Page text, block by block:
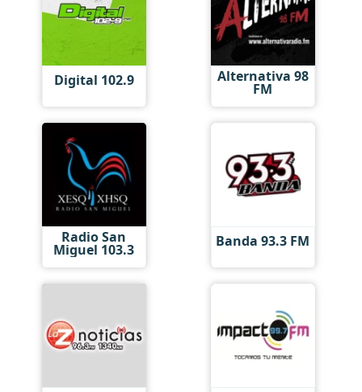
Digital 102.9 Alternativa 98
FM
Radio San
Miguel 103.3 Banda 93.3 FM